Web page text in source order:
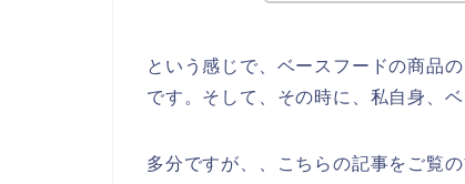
という感じで、ベースフードの商品
です。そして、その時に、私自身、
多分ですが、、こちらの記事をご覧